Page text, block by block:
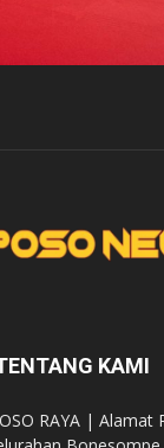
KAMI
RAYA | Alamat